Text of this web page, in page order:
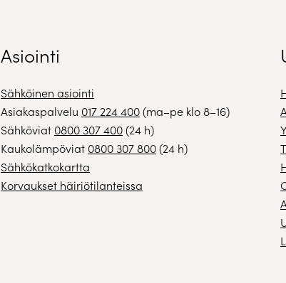
Asiointi
Sähköinen asiointi
Asiakaspalvelu 017 224 400(ma–pe klo 8–16)
Sähköviat 0800 307 400(24 h)
Kaukolämpöviat 0800 307 800(24 h)
Sähkökatkokartta
Korvaukset häiriötilanteissa